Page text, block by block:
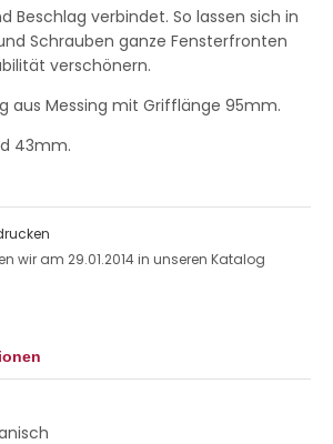
Beschlag verbindet. So lassen sich in
Schrauben ganze Fensterfronten
verschönern.
aus Messing mit Grifflänge 95mm.
43mm.
wir am 29.01.2014 in unseren Katalog